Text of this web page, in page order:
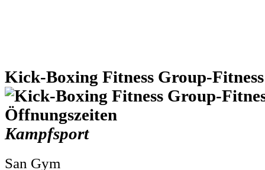
Kick-Boxing Fitness Group-Fitness
Kampfsport
San Gym